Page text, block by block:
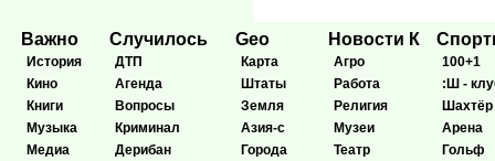
Важно
История
Кино
Книги
Музыка
Медиа
Случилось
ДТП
Агенда
Вопросы
Криминал
Дерибан
Geo
Карта
Штаты
Земля
Азия-с
Города
Новости К
Агро
Работа
Религия
Музеи
Театр
100+1
:Ш -
Шахтёр
Арена
Гольф